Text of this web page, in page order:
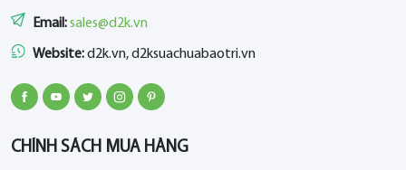
Email:sales@d2k.vn
Website:d2k.vn, d2ksuachuabaotri.vn
CHÍNH SÁCH MUA HÀNG